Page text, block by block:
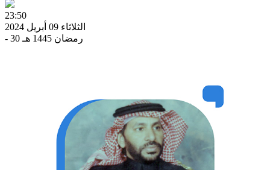
23:50
الثلاثاء 09 أبريل 2024
- 30 رمضان 1445 هـ